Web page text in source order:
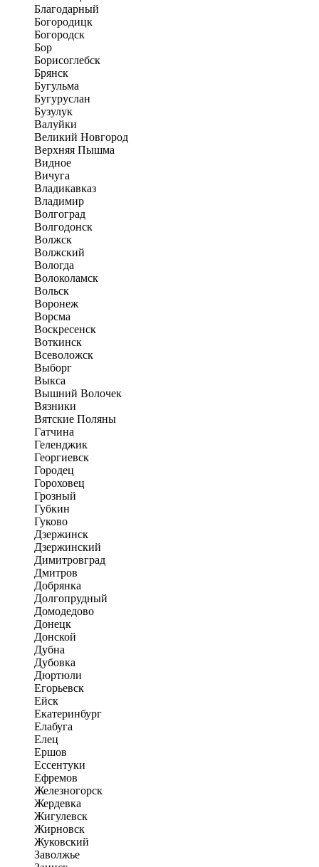
Благодарный
Богородицк
Богородск
Бор
Борисоглебск
Брянск
Бугульма
Бугуруслан
Бузулук
Валуйки
Великий Новгород
Верхняя Пышма
Видное
Вичуга
Владикавказ
Владимир
Волгоград
Волгодонск
Волжск
Волжский
Вологда
Волоколамск
Вольск
Воронеж
Ворсма
Воскресенск
Воткинск
Всеволожск
Выборг
Выкса
Вышний Волочек
Вязники
Вятские Поляны
Гатчина
Геленджик
Георгиевск
Городец
Гороховец
Грозный
Губкин
Гуково
Дзержинск
Дзержинский
Димитровград
Дмитров
Добрянка
Долгопрудный
Домодедово
Донецк
Донской
Дубна
Дубовка
Дюртюли
Егорьевск
Ейск
Екатеринбург
Елабуга
Елец
Ершов
Ессентуки
Ефремов
Железногорск
Жердевка
Жигулевск
Жирновск
Жуковский
Заволжье